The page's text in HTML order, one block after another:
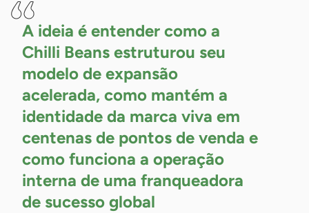
A ideia é entender como a
Chilli Beans estruturou seu
modelo de expansão
acelerada, como mantém a
identidade da marca viva em
centenas de pontos de venda e
como funciona a operação
interna de uma franqueadora
de sucesso global